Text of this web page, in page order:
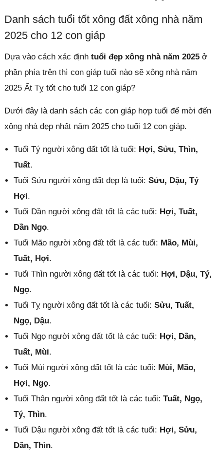
Danh sách tuổi tốt xông đất xông nhà năm
2025 cho 12 con giáp
Dựa vào cách xác định tuổi đẹp xông nhà năm 2025ở
phần phía trên thì con giáp tuổi nào sẽ xông nhà năm
2025 Ất Tỵ tốt cho tuổi 12 con giáp?
Dưới đây là danh sách các con giáp hợp tuổi để mời đến
xông nhà đẹp nhất năm 2025 cho tuổi 12 con giáp.
Tuổi Tý người xông đất tốt là tuổi: Hợi, Sửu, Thìn,
Tuất.
Tuổi Sửu người xông đất đẹp là tuổi: Sửu, Dậu, Tý
Hợi.
Tuổi Dần người xông đất tốt là các tuổi: Hợi, Tuất,
Dần Ngọ.
Tuổi Mão người xông đất tốt là các tuổi: Mão, Mùi,
Tuất, Hợi.
Tuổi Thìn người xông đất tốt là các tuổi: Hợi, Dậu, Tý,
Ngọ.
Tuổi Tỵ người xông đất tốt là các tuổi: Sửu, Tuất,
Ngọ, Dậu.
Tuổi Ngọ người xông đất tốt là các tuổi: Hợi, Dần,
Tuất, Mùi.
Tuổi Mùi người xông đất tốt là các tuổi: Mùi, Mão,
Hợi, Ngọ.
Tuổi Thân người xông đất tốt là các tuổi: Tuất, Ngọ,
Tý, Thìn.
Tuổi Dậu người xông đất tốt là các tuổi: Hợi, Sửu,
Dần, Thìn.